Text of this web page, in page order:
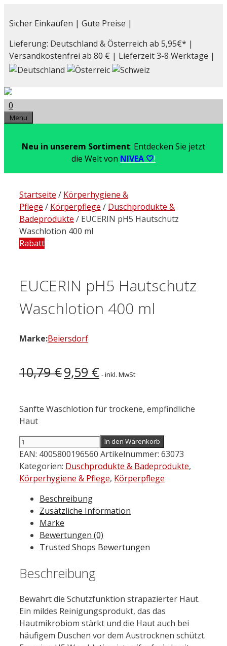
Inhalt
Sicher Einkaufen | Gute Preise |
Lieferung: Deutschland & Österreich ab 5,95€* |
Versandkostenfrei ab 80 € | Lieferzeit 3-8 Werktage |
0
Menu
Neu in unserem Sortiment: Entdecken Sie jetzt
die Welt von NIVEA 🤍!
Startseite / Körperhygiene &
Pflege / Körperpflege / Duschprodukte &
Badeprodukte / EUCERIN pH5 Hautschutz
Waschlotion 400 ml
Rabatt
EUCERIN pH5 Hautschutz
Waschlotion 400 ml
Marke:Beiersdorf
10,79€ Ursprünglicher
Preis
10,79 €
9,59 €Aktueller
Preis
9,59 €.
- inkl. MwSt
Sanfte Waschlotion für trockene, empfindliche
Haut
EUCERIN
pH5
Hautschutz
Waschlotion
Menge
In den Warenkorb
EAN: 4005800196560 Artikelnummer: 63073
Kategorien: Duschprodukte & Badeprodukte,
Körperhygiene & Pflege, Körperpflege
Beschreibung
Zusätzliche Information
Marke
Bewertungen (0)
Trusted Shops Bewertungen
Beschreibung
Bewahrt die Schutzfunktion strapazierter Haut.
Ein mildes Reinigungsprodukt, das das
Hautmikrobiom stärkt und die Haut auch bei
häufigem Duschen vor dem Austrocknen schützt.